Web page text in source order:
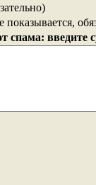
показывается,
спама: введите